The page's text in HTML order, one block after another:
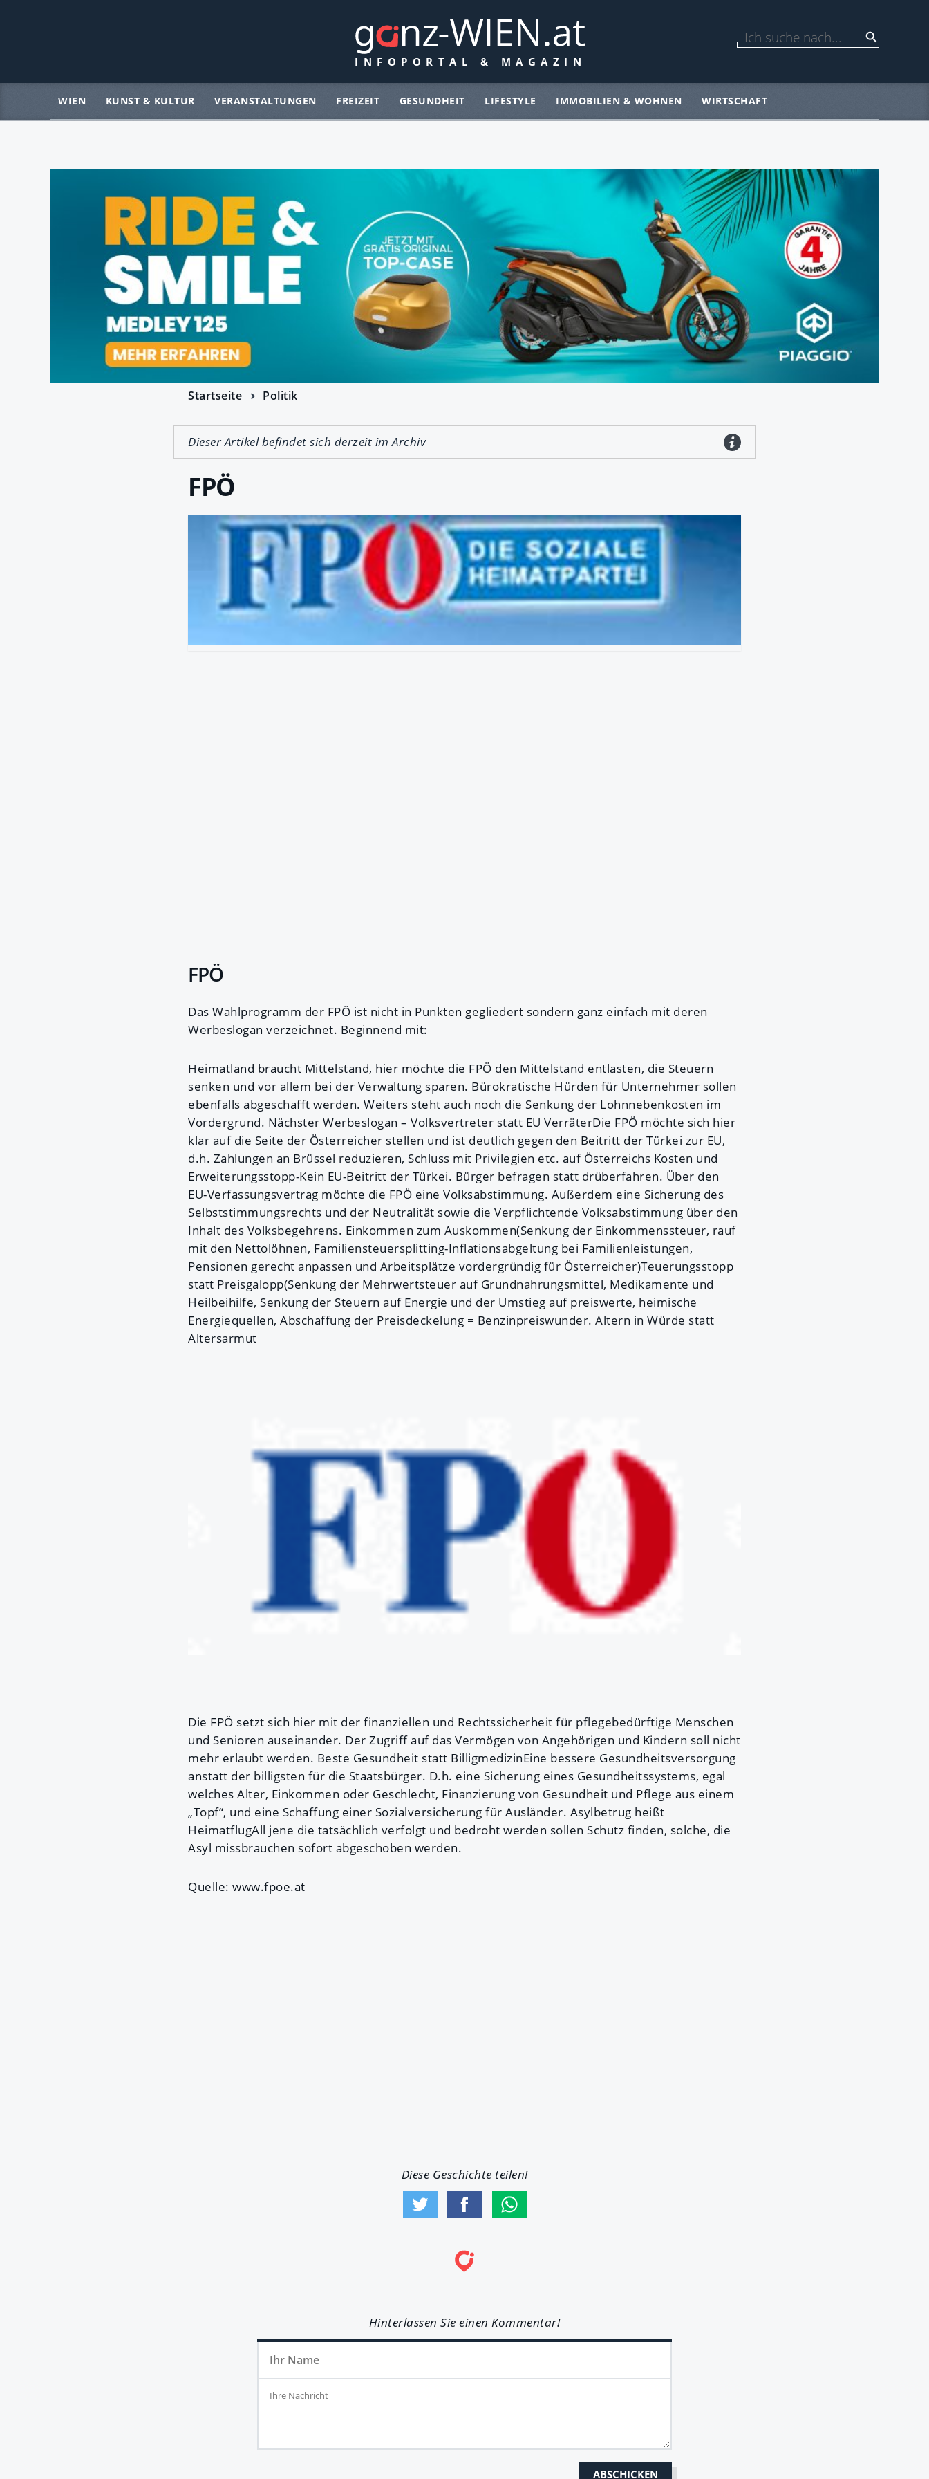
WIEN KUNST & KULTUR VERANSTALTUNGEN FREIZEIT GESUNDHEIT LIFESTYLE IMMOBILIEN & WOHNEN WIRTSCHAFT
Startseite Politik
Dieser Artikel befindet sich derzeit im Archiv
FPÖ
FPÖ
Das Wahlprogramm der FPÖ ist nicht in Punkten gegliedert sondern ganz einfach mit deren
Werbeslogan verzeichnet. Beginnend mit:
Heimatland braucht Mittelstand, hier möchte die FPÖ den Mittelstand entlasten, die Steuern
senken und vor allem bei der Verwaltung sparen. Bürokratische Hürden für Unternehmer sollen
ebenfalls abgeschafft werden. Weiters steht auch noch die Senkung der Lohnnebenkosten im
Vordergrund. Nächster Werbeslogan – Volksvertreter statt EU VerräterDie FPÖ möchte sich hier
klar auf die Seite der Österreicher stellen und ist deutlich gegen den Beitritt der Türkei zur EU,
d.h. Zahlungen an Brüssel reduzieren, Schluss mit Privilegien etc. auf Österreichs Kosten und
Erweiterungsstopp-Kein EU-Beitritt der Türkei. Bürger befragen statt drüberfahren. Über den
EU-Verfassungsvertrag möchte die FPÖ eine Volksabstimmung. Außerdem eine Sicherung des
Selbststimmungsrechts und der Neutralität sowie die Verpflichtende Volksabstimmung über den
Inhalt des Volksbegehrens. Einkommen zum Auskommen(Senkung der Einkommenssteuer, rauf
mit den Nettolöhnen, Familiensteuersplitting-Inflationsabgeltung bei Familienleistungen,
Pensionen gerecht anpassen und Arbeitsplätze vordergründig für Österreicher)Teuerungsstopp
statt Preisgalopp(Senkung der Mehrwertsteuer auf Grundnahrungsmittel, Medikamente und
Heilbeihilfe, Senkung der Steuern auf Energie und der Umstieg auf preiswerte, heimische
Energiequellen, Abschaffung der Preisdeckelung = Benzinpreiswunder. Altern in Würde statt
Altersarmut
Die FPÖ setzt sich hier mit der finanziellen und Rechtssicherheit für pflegebedürftige Menschen
und Senioren auseinander. Der Zugriff auf das Vermögen von Angehörigen und Kindern soll nicht
mehr erlaubt werden. Beste Gesundheit statt BilligmedizinEine bessere Gesundheitsversorgung
anstatt der billigsten für die Staatsbürger. D.h. eine Sicherung eines Gesundheitssystems, egal
welches Alter, Einkommen oder Geschlecht, Finanzierung von Gesundheit und Pflege aus einem
„Topf“, und eine Schaffung einer Sozialversicherung für Ausländer. Asylbetrug heißt
HeimatflugAll jene die tatsächlich verfolgt und bedroht werden sollen Schutz finden, solche, die
Asyl missbrauchen sofort abgeschoben werden.
Quelle: www.fpoe.at
Diese Geschichte teilen!
Hinterlassen Sie einen Kommentar!